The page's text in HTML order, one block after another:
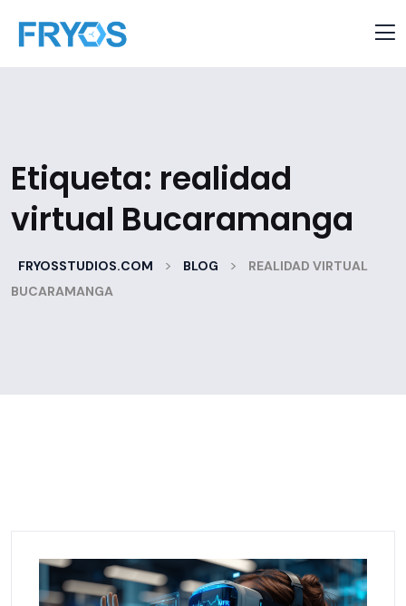
Etiqueta: realidad
virtual Bucaramanga
FRYOSSTUDIOS.COM > BLOG >
REALIDAD VIRTUAL
BUCARAMANGA